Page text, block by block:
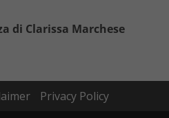
di Clarissa Marchese
Privacy Policy